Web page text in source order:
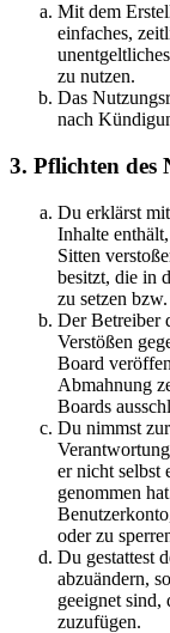
Mit dem
einfaches,
zu nutzen.
Das
nach
3. Pflichten des
Du erklärst
Inhalte
Sitten
besitzt, die in
zu setzen
Der Betreiber
Verstößen
Board
Abmahnung
Boards
Du nimmst
er nicht selbst
genommen
oder zu
Du gestattest
abzuändern,
geeignet sind,
zuzufügen.